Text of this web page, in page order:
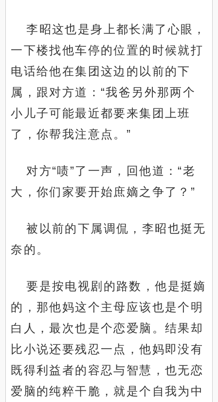
李昭这也是身上都长满了心眼，
一下楼找他车停的位置的时候就打
电话给他在集团这边的以前的下
属，跟对方道：“我爸另外那两个
小儿子可能最近都要来集团上班
了，你帮我注意点。”
对方“啧”了一声，回他道：“老
大，你们家要开始庶嫡之争了？”
被以前的下属调侃，李昭也挺无
奈的。
要是按电视剧的路数，他是挺嫡
的，那他妈这个主母应该也是个明
白人，最次也是个恋爱脑。结果却
比小说还要残忍一点，他妈即没有
既得利益者的容忍与智慧，也无恋
爱脑的纯粹干脆，就是个自我为中